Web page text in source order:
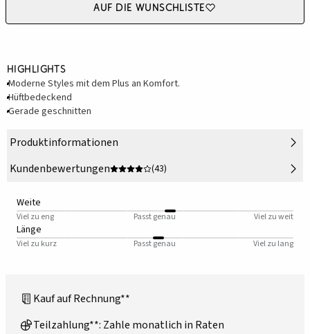
Auf die Wunschliste
Highlights
Moderne Styles mit dem Plus an Komfort.
Hüftbedeckend
Gerade geschnitten
Produktinformationen
Kundenbewertungen
(43)
Weite
Viel zu eng Passt genau Viel zu weit
Länge
Viel zu kurz Passt genau Viel zu lang
Kauf auf Rechnung**
Teilzahlung**: Zahle monatlich in Raten